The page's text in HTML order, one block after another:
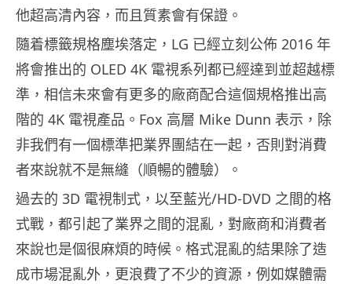
他超高清內容，而且質素會有保證。
隨着標籤規格塵埃落定，LG 已經立刻公佈 2016 年
將會推出的 OLED 4K 電視系列都已經達到並超越標
準，相信未來會有更多的廠商配合這個規格推出高
階的 4K 電視產品。Fox 高層 Mike Dunn 表示，除
非我們有一個標準把業界團結在一起，否則對消費
者來說就不是無縫（順暢的體驗）。
過去的 3D 電視制式，以至藍光/HD-DVD 之間的格
式戰，都引起了業界之間的混亂，對廠商和消費者
來說也是個很麻煩的時候。格式混亂的結果除了造
成市場混亂外，更浪費了不少的資源，例如媒體需